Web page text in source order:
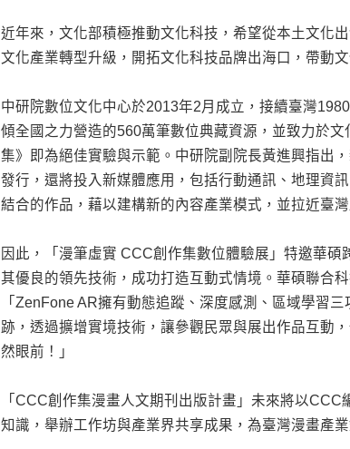
近年來，文化部積極推動文化科技，希望從本土文化
文化產業轉型升級，開拓文化科技品牌出海口，帶動
中研院數位文化中心於2013年2月成立，接續臺灣
傾全國之力營造的560萬筆數位典藏資源，並致力於
集》即為絕佳實驗與示範。中研院副院長黃進興指出
發行，還將投入新媒體應用，包括行動通訊、地理資
結合的作品，藉以建構新的內容產業模式，並拉近臺
因此，「漫筆虛實 CCC創作集數位體驗展」特邀華碩
其優良的領先技術，成功打造互動式情境。華碩聯合
「ZenFone AR擁有動態追蹤、深度感測、區域學習
跡，透過擴增實境技術，讓參觀民眾與展出作品互動
然眼前！」
「CCC創作集漫畫人文期刊出版計畫」未來將以
知識，舉辦工作坊與產業界共享成果，為臺灣漫畫產